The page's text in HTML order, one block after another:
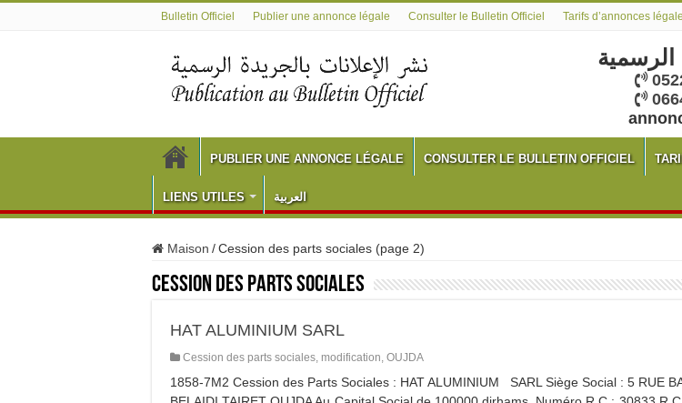
Bulletin Officiel Publier une annonce légale Consulter le Bulletin Officiel Tarifs d’annonces
الرسمية
PUBLIER UNE ANNONCE LÉGALE CONSULTER LE BULLETIN OFFICIEL
LIENS UTILES العربية
Maison /Cession des parts sociales (page 2)
Cession des parts sociales
HAT ALUMINIUM SARL
Cession des parts sociales, modification, OUJDA
1858-7M2 Cession des Parts Sociales : HAT ALUMINIUM SARL Siège Social : 5 RUE